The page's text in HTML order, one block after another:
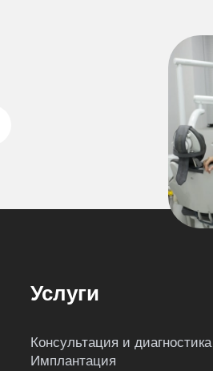
Услуги
Консультация и диагностика
Имплантация